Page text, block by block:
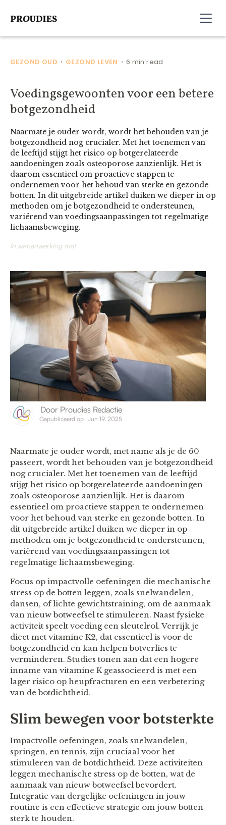
GEZOND OUD • GEZOND LEVEN • 6 min read
Voedingsgewoonten voor een betere
botgezondheid
Naarmate je ouder wordt, wordt het behouden van je
botgezondheid nog crucialer. Met het toenemen van
de leeftijd stijgt het risico op botgerelateerde
aandoeningen zoals osteoporose aanzienlijk. Het is
daarom essentieel om proactieve stappen te
ondernemen voor het behoud van sterke en gezonde
botten. In dit uitgebreide artikel duiken we dieper in op
methoden om je botgezondheid te ondersteunen,
variërend van voedingsaanpassingen tot regelmatige
lichaamsbeweging.
In samenwerking met
Door Proudies Redactie
Gepubliceerd op Jun 19, 2025
Naarmate je ouder wordt, met name als je de 60
passeert, wordt het behouden van je botgezondheid
nog crucialer. Met het toenemen van de leeftijd
stijgt het risico op botgerelateerde aandoeningen
zoals osteoporose aanzienlijk. Het is daarom
essentieel om proactieve stappen te ondernemen
voor het behoud van sterke en gezonde botten. In
dit uitgebreide artikel duiken we dieper in op
methoden om je botgezondheid te ondersteunen,
variërend van voedingsaanpassingen tot
regelmatige lichaamsbeweging.
Focus op impactvolle oefeningen die mechanische
stress op de botten leggen, zoals snelwandelen,
dansen, of lichte gewichtstraining, om de aanmaak
van nieuw botweefsel te stimuleren. Naast fysieke
activiteit speelt voeding een sleutelrol. Verrijk je
dieet met vitamine K2, dat essentieel is voor de
botgezondheid en kan helpen botverlies te
verminderen. Studies tonen aan dat een hogere
inname van vitamine K geassocieerd is met een
lager risico op heupfracturen en een verbetering
van de botdichtheid.
Slim bewegen voor botsterkte
Impactvolle oefeningen, zoals snelwandelen,
springen, en tennis, zijn cruciaal voor het
stimuleren van de botdichtheid. Deze activiteiten
leggen mechanische stress op de botten, wat de
aanmaak van nieuw botweefsel bevordert.
Integratie van dergelijke oefeningen in jouw
routine is een effectieve strategie om jouw botten
sterk te houden.